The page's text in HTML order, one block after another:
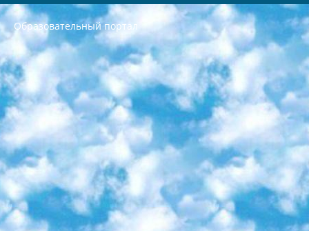
Образовательный портал
РЕСПУБЛИКА УЗБЕКИСТАН МИНИСТРЕРСТВО ДОШКОЛЬНОГО И ШКОЛЬНОГО ОБРАЗОВАНИЯ КОМАНДА в общеобразовательных учреждениях в 2023-2024 учебном году организация и проведение итоговой государственной аттестации обучающихся о Министра дошкольного и школьного образования Республики Узбекистан от 4 марта 2008 года (постановлением Минюста от 20 марта 2008 года № 1778 государственной регистрации) «Итоговое состояние учащихся общего среднего образования на основании положения об утверждении положения об аттестации общего среднего образования выпускной экзамен студентов в образовательных учреждениях в 2023-2024 учебном году В целях организации и прохождения аттестации приказываю: 1. Следующее: перечень предметов, по которым будет проводиться итоговая государственная аттестация и экзамен формы перевода согласно приложению 1; сертификаты международного образца, оценивающие уровень владения иностранными языками перечень согласно приложению 2; 2. Педагогический при специализированных образовательных учреждениях. научно-практический центр квалификации и международной оценки (Д.Давидова) 2024 г. До 25 марта: задания по предметам, по которым будет проводиться итоговая аттестация разработка и утверждение технических условий; итоговая аттестация на основании разработанного предметного задания разработка вопросов по предметам (устно и письменно), экзамен передача; общеобразовательные средние школы и специальные учебные заведения учащиеся выпускных классов школ и интернатов в агентской системе подготовка базы данных экзаменационных материалов и критериев оценки; перевод базы экзаменационных материалов на все языки обучения подать в Республиканский образовательный центр для изготовления; варианты экзаменов на основе разработанных контрольных материалов пусть будут поставлены задачи формирования. 3. Республиканский образовательный центр (Ш.Худайкулов) до 5 апреля 2024 года. до: база данных предоставленных экзаменационных материалов на все языки обучения перевод и экспертиза; для слепых, слабовидящих, глухих, слабослышащих и умственно отсталых детей учащиеся выпускных классов специализированных школ и школ-интернатов база данных экзаменационных материалов на всех преподаваемых языках подготовка критериев оценки; специализированные школы для умственно отсталых детей и технологии для учащихся выпускных классов школ-интернатов разработка соответствующих рекомендаций и критериев проведения ЕГЭ по естествознанию давать задания. 4. Педагогический при специализированных образовательных учреждениях. Научно-практический центр навыков и международной оценки (Д.Давидова), Республика образовательный центр (Худайкулов Ш.) итоговый государственный аттестационный экзамен ориентирован на творческое и логическое мышление при подготовке базы материалов учитывать введение заданий. 5. Следует отметить, что: сертификат государственного образца о знании общеобразовательного предмета и как минимум национальный уровень B1 по предметам на иностранных языках, указанным в Приложении 2. или международно признанный сертификат эквивалентного уровня студенты, изучающие определенный предмет, освобождаются от экзамена; по соответствующим предметам запланирована итоговая государственная аттестация за день до дня, путем жеребьевки Рабочей группой (в письменной форме по предметам, проводимым в форме) из числа сформированных вариантов выбрано 2 варианта; 2 выбранных варианта экзамена анонсированы на официальном сайте министерства и все выпускники по всей стране на основе этих вариантов проводит итоговую государственную аттестацию. 6. Государственное образование учащихся средних общеобразовательных учреждений. знания в соответствии с квалификационными требованиями, которые необходимо приобрести на основании стандартов итоговый (выпускной) контроль для 9 и 11 классов в целях тестирования Экзамены (далее – экзамены) состоят из предметов, перечисленных в приложении 1. будет сделано. 7. Экзамены пройдут с 26 мая по 15 июня 2024 г. (кроме науки физического воспитания). 8. Физическая для учащихся 9 классов общесредних образовательных учреждений. Экзамены по предмету «Образование, квалификация медицина» 1-6 мая 2024 года. сотрудники перевести под присмотр (с отклонениями в физическом или умственном развитии) специализированная школа для детей, школы-интернаты и со сколиозом школы-интернаты санаторного типа для больных детей исключены). 9. Он был слепым, слабовидящим и имел нарушения опорно-двигательного аппарата. экзамены в специализированных школах и интернатах для детей должны проводиться исходя из требований, предъявляемых к общеобразовательным учреждениям (физкультура кроме науки). 10. Специализированная школа для глухих и слабослышащих детей. и экзамены в интернатах и быть реализован в виде письменного теста по математике. 11. Специальность для умственно отсталых детей. Для 9 класса Родной язык и литературное письмо Государственный язык (язык обучения – узбекский). для неклассов) написано Математическое письмо Письменная/устная история Узбекистана Физическое воспитание практично Итоговый контроль Для 11 класса Написание родного языка и литературы (эссе) Математическое письмо Узбекский язык (обучение на узбекском языке) не посещающее общее среднее образование для учреждений)/Образовательное учреждение выбор письменный и устный Иностранный язык письменный/устный Письменная/устная история Узбекистана *По выбору студента:  Химия  Физика  Основы государственного права  География 10 бесплатных образовательных ресурсов - Мы составили подборку онлайн-проектов с интерактивными упражнениями, видеолекциями и статьями. Они помогут вам обрести новые и освежить старые знания бесплатно. 1. «ИНТУИТ» Старейшая образовательная площадка Рунета. Здесь вы найдёте сотни текстовых и видеокурсов на десятки различных тем — от программирования до психологии. Многие курсы подготовлены российскими университетами и крупными международными компаниями вроде Intel и Microsoft. Самостоятельное обучение бесплатное, но желающие могут оплатить услуги персональных наставников. 2. «Смартия» знакомит с актуальными профессиями и подсказывает, как им обучаться. Выбрав заинтересовавшую вас специальность — SMM-специалист, фотограф, веб-дизайнер или другую, — увидите список необходимых для неё умений. Чтобы вы могли освоить их самостоятельно, для каждого умения площадка отображает подборку ссылок на учебные материалы. Хотя «Смартия» ориентируется на русскоязычную аудиторию, часть контента всё же доступна только на английском. 3. «Лекторий Физтеха» Проект Московского физико-технического института (Физтеха). С его помощью вы можете смотреть онлайн серии лекций, записанные на видео в этом вузе. В числе доступных предметов — физика, биология, химия, информационные технологии и другие. К некоторым лекциям администрация ресурса прилагает готовые конспекты, которые можно скачивать в PDF-формате. 4. ITMOcourses Онлайн-площадка Санкт-Петербургского национального исследовательского университета информационных технологий, механики и оптики (ИТМО). Ресурс предоставляет свободный доступ к курсам, разработанным в этом вузе. Каталог материалов разбит на четыре категории: «Оптические системы и технологии», «Приборостроение и робототехника», «Информационные технологии» и «Биотехнологии». Курсы состоят из видеолекций, интерактивных демонстраций и заданий. 5. «КиберЛенинка» Электронная научная библиотека открытого доступа. Каталог площадки регулярно обрастает текстами статей из различных научных изданий. Сгруппированные по журналам и рубрикам публикации можно читать онлайн или скачивать целиком в PDF-формате. Проект нацелен на популяризацию науки за счёт открытого доступа к качественной информации. 6. «ПостНаука» На этом ресурсе публикуют подборки видеолекций, составленные экспертами из разных отраслей и объединённые общими темами. Среди них, к примеру, есть серии «Биоинформатика и геномика», «Культура средневековой Скандинавии» и Cinema Studies о теории кино. Каждая подборка лекций — логически связанная история, рассказанная экспертом от первого лица. Кроме того, на сайте появляются научно-образовательные статьи и тесты на разные темы. 7. «Newочём» Команда проекта «Newочём» отбирает самые интересные тексты из англоязычных СМИ и переводит те из них, за которые голосуют участники сообщества «ВКонтакте». По большей части это научно-популярные статьи. Редакторы придумывают лишь заголовки, в остальном содержание переводов соответствует оригиналам. Полные тексты можно читать прямо в социальной сети. 8. InternetUrok Онлайн-база материалов по основным дисциплинам школьной программы. Информация на сайте структурирована по классам, предметам и темам (урокам). Каждый урок состоит из видеолекций и конспектов. Есть также интерактивные тренажёры и тесты для закрепления пройденного материала. Даже если вы давно окончили школу, возможность повторить программу старших классов всегда может пригодиться. 9. Edutainme Ещё один ресурс об образовании. В отличие от Newtonew, как мне кажется, Edutainme больше ориентируется на представителей индустрии: педагогов, предпринимателей, разработчиков образовательных проектов. Но и любой, кто просто стремится к саморазвитию, найдёт на сайте много полезного и интересного для себя. Например, информацию о новых курсах и образовательных сервисах. 10. Newtonew Онлайн-медиа об образовании и обучении в широком смысле. Авторы Newtonew пишут об инструментах, заведениях, тактиках и стратегиях, которые помогают учить других и получать новые знания самостоятельно. На этой площадке вы найдёте новости, обзоры, аналитические мат